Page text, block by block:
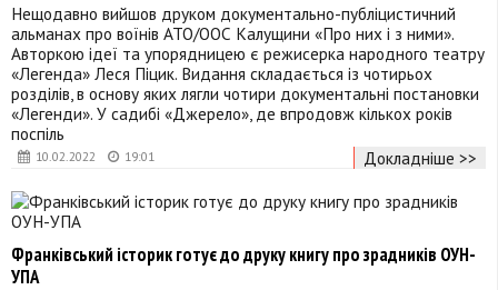
10.02.2022 19:01
Нещодавно вийшов друком документально-публіцистичний
альманах про воїнів АТО/ООС Калущини «Про них і з ними».
Авторкою ідеї та упорядницею є режисерка народного театру
«Легенда» Леся Піцик. Видання складається із чотирьох
розділів, в основу яких лягли чотири документальні постановки
«Легенди». У садибі «Джерело», де впродовж кількох років
поспіль
Докладніше >>
Франківський історик готує до друку книгу про зрадників ОУН-
УПА